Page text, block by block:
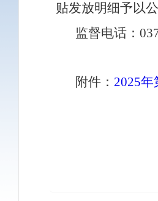
贴发放明细予以
监督电话：
附件： 2025